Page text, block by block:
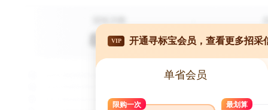
VIP 开通寻标宝会员，查看更多招采
单省会员
限购一次 最划算